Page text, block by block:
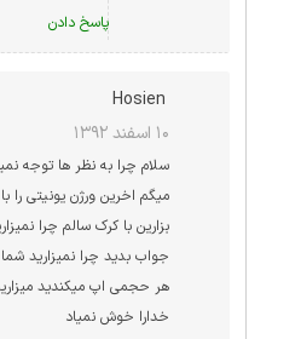
پاسخ دادن
Hosien
۱۰ اسفند ۱۳۹۲
میگم اخرین ورژن یونیتی را
بزارین با کرک سالم چرا
جواب بدید چرا نمیزارید
هر حجمی اپ میکندید
خدارا خوش نمیاد